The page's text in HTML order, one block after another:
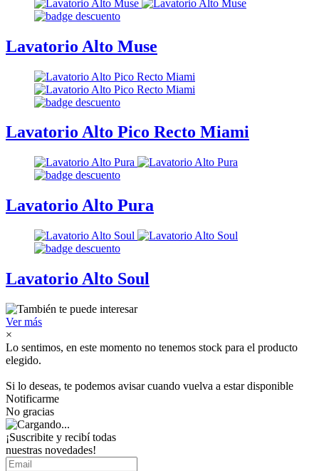
Lavatorio Alto Muse
Lavatorio Alto Pico Recto Miami
Lavatorio Alto Pura
Lavatorio Alto Soul
Ver más
×
Lo sentimos, en este momento no tenemos stock para el producto
elegido.
Si lo deseas, te podemos avisar cuando vuelva a estar disponible
Notificarme
No gracias
¡Suscribite y recibí todas
nuestras novedades!